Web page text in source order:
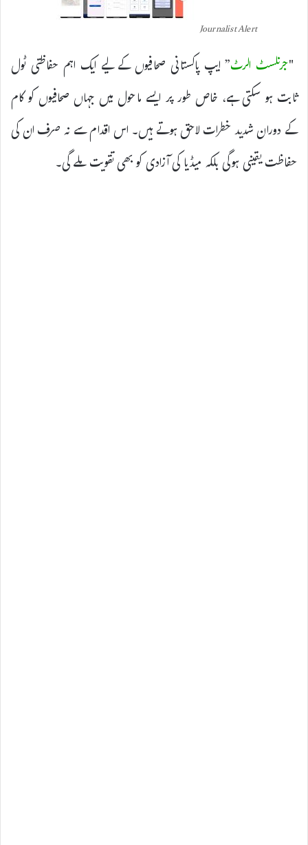
Journalist Alert
"جرنلسٹ الرٹ” ایپ پاکستانی صحافیوں کے لیے ایک اہم حفاظتی ٹول
ثابت ہو سکتی ہے، خاص طور پر ایسے ماحول میں جہاں صحافیوں کو کام
کے دوران شدید خطرات لاحق ہوتے ہیں۔ اس اقدام سے نہ صرف ان کی
حفاظت یقینی ہوگی بلکہ میڈیا کی آزادی کو بھی تقویت ملے گی۔